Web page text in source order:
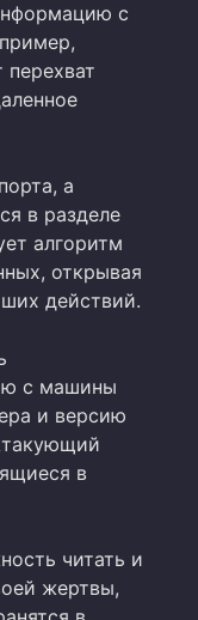
с
а
в разделе
алгоритм
открывая
действий.
с машины
и версию
в
читать и
жертвы,